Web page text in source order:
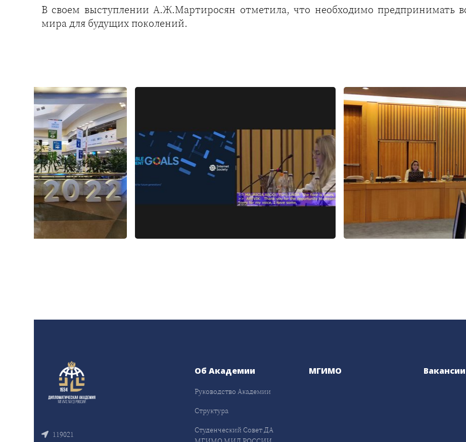
В своем выступлении А.Ж.Мартиросян отметила, что необходимо предпринимать
мира для будущих поколений.
119021
Об Академии
Руководство Академии
Структура
Студенческий Совет ДА
МГИМО Вакансии